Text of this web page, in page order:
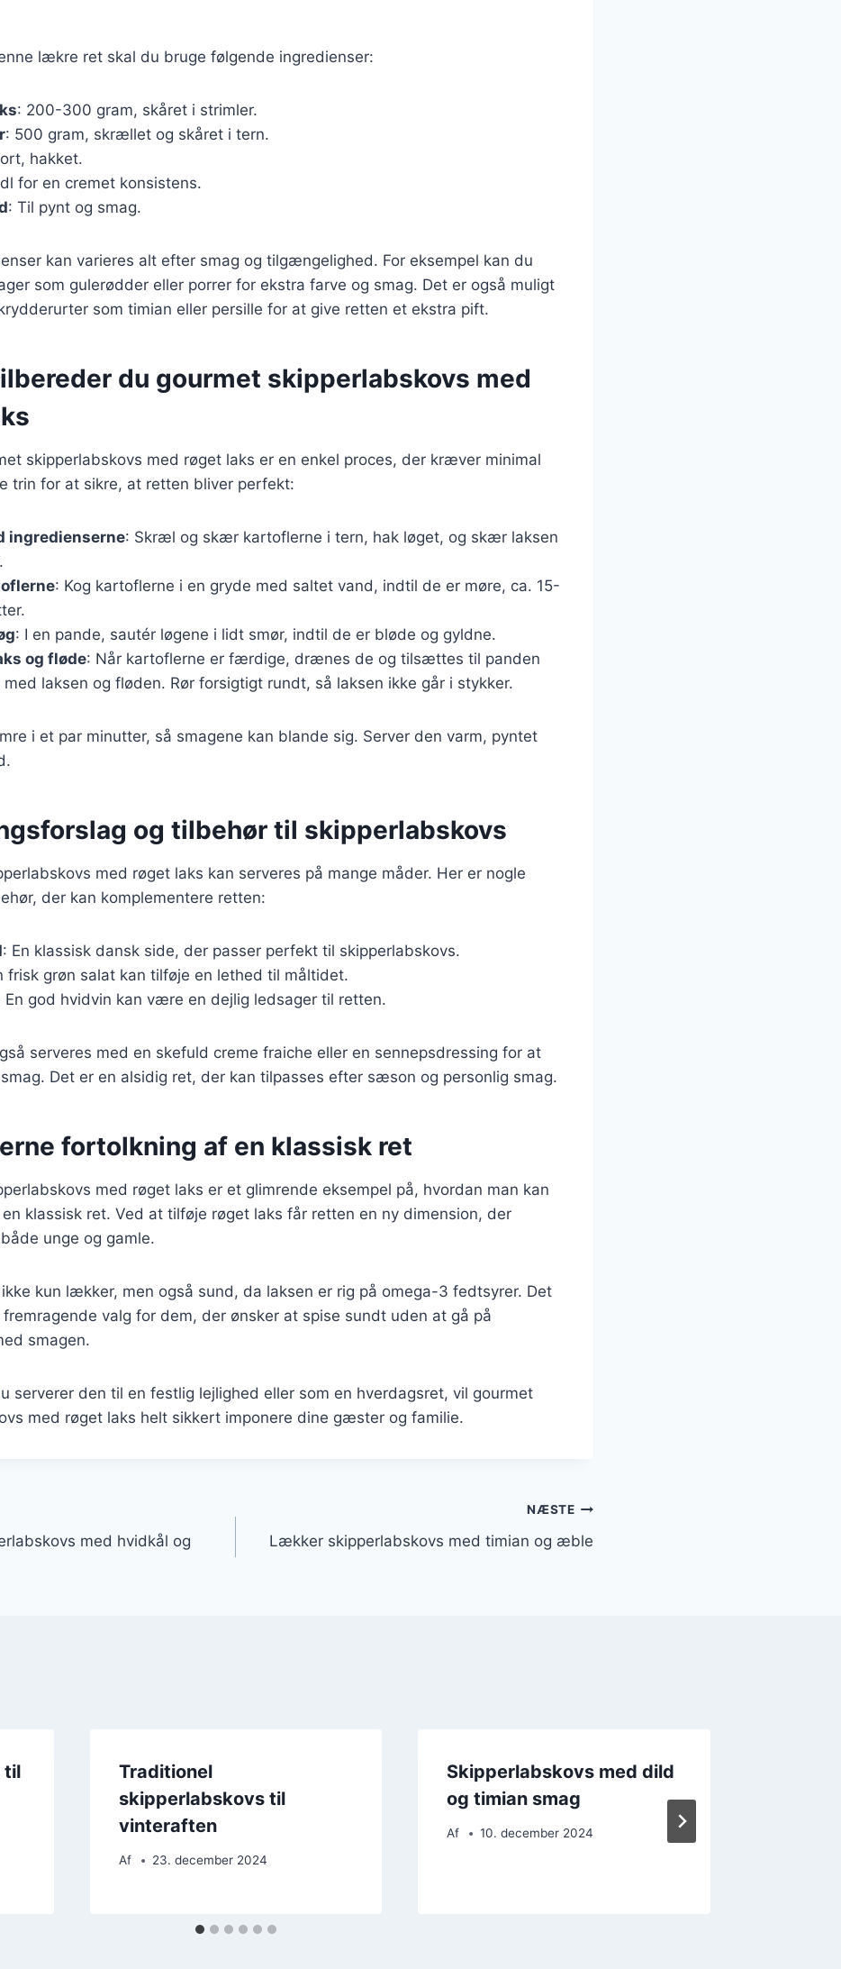
lækre ret skal du bruge følgende ingredienser:
: 200-300 gram, skåret i strimler.
: 500 gram, skrællet og skåret i tern.
hakket.
for en cremet konsistens.
: Til pynt og smag.
kan varieres alt efter smag og tilgængelighed. For eksempel kan du
som gulerødder eller porrer for ekstra farve og smag. Det er også muligt
som timian eller persille for at give retten et ekstra pift.
du gourmet skipperlabskovs med
skipperlabskovs med røget laks er en enkel proces, der kræver minimal
trin for at sikre, at retten bliver perfekt:
ingredienserne: Skræl og skær kartoflerne i tern, hak løget, og skær laksen
: Kog kartoflerne i en gryde med saltet vand, indtil de er møre, ca. 15-
: I en pande, sautér løgene i lidt smør, indtil de er bløde og gyldne.
og fløde: Når kartoflerne er færdige, drænes de og tilsættes til panden
med laksen og fløden. Rør forsigtigt rundt, så laksen ikke går i stykker.
i et par minutter, så smagene kan blande sig. Server den varm, pyntet
og tilbehør til skipperlabskovs
med røget laks kan serveres på mange måder. Her er nogle
der kan komplementere retten:
: En klassisk dansk side, der passer perfekt til skipperlabskovs.
frisk grøn salat kan tilføje en lethed til måltidet.
En god hvidvin kan være en dejlig ledsager til retten.
serveres med en skefuld creme fraiche eller en sennepsdressing for at
Det er en alsidig ret, der kan tilpasses efter sæson og personlig smag.
fortolkning af en klassisk ret
med røget laks er et glimrende eksempel på, hvordan man kan
klassisk ret. Ved at tilføje røget laks får retten en ny dimension, der
unge og gamle.
kun lækker, men også sund, da laksen er rig på omega-3 fedtsyrer. Det
valg for dem, der ønsker at spise sundt uden at gå på
smagen.
serverer den til en festlig lejlighed eller som en hverdagsret, vil gourmet
med røget laks helt sikkert imponere dine gæster og familie.
med hvidkål og
NÆSTE
Lækker skipperlabskovs med timian og æble
til
Traditionel
skipperlabskovs til
vinteraften
Af 23. december 2024
Skipperlabskovs med dild
og timian smag
Af 10. december 2024